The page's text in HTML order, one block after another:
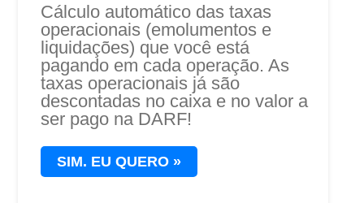
Cálculo automático das taxas
operacionais (emolumentos e
liquidações) que você está
pagando em cada operação. As
taxas operacionais já são
descontadas no caixa e no valor a
ser pago na DARF!
SIM. EU QUERO »